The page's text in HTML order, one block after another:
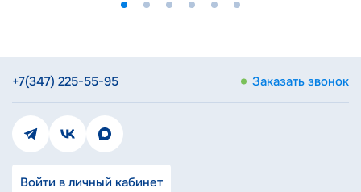
+7(347) 225-55-95 Заказать звонок
Войти в личный кабинет